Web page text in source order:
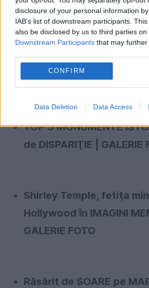
disclosure of your personal information
IAB’s list of downstream participants.
also be disclosed by us to third parties on
Downstream Participants that may
CONFIRM
Data Deletion Data Access
MINUNE în Israel. O
MARIA a început să
FOTO
TOP 5 MONUMENTE
de DISPARIŢIE | GALERIE
Shirley Temple, fetiţa
Hollywood în IMAGINI
GALERIE FOTO
Răsărit de SOARE pe